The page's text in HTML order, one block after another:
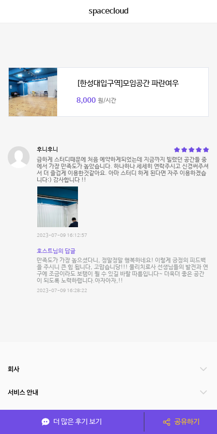
spacecloud
[한성대입구역]모임공간 파란여우
8,000 원/시간
후니후니
급하게 스터디때문에 처음 예약하게되었는데 지금까지 빌렸던 공간들 중
에서 가장 만족도가 높았습니다. 하나하나 세세히 연락주시고 신경써주셔
서 더 즐겁게 이용한것같아요. 아마 스터디 하게 된다면 자주 이용하겠습
니다:) 감사합니다 !!
2023-07-09 16:12:57
호스트님의 답글
만족도가 가장 높으셨다니, 정말정말 행복하네요! 이렇게 긍정의 피드백
을 주시니 큰 힘 됩니다, 고맙습니당!!! 물리치료사 선생님들의 발전과 연
구에 조금이라도 보탬이 될 수 있길 바랄 따름입니다~ 더욱더 좋은 공간
이 되도록 노력하렵니다.아자아자,!!
2023-07-09 16:28:22
더 많은 후기 보기 공유하기
회사
서비스 안내